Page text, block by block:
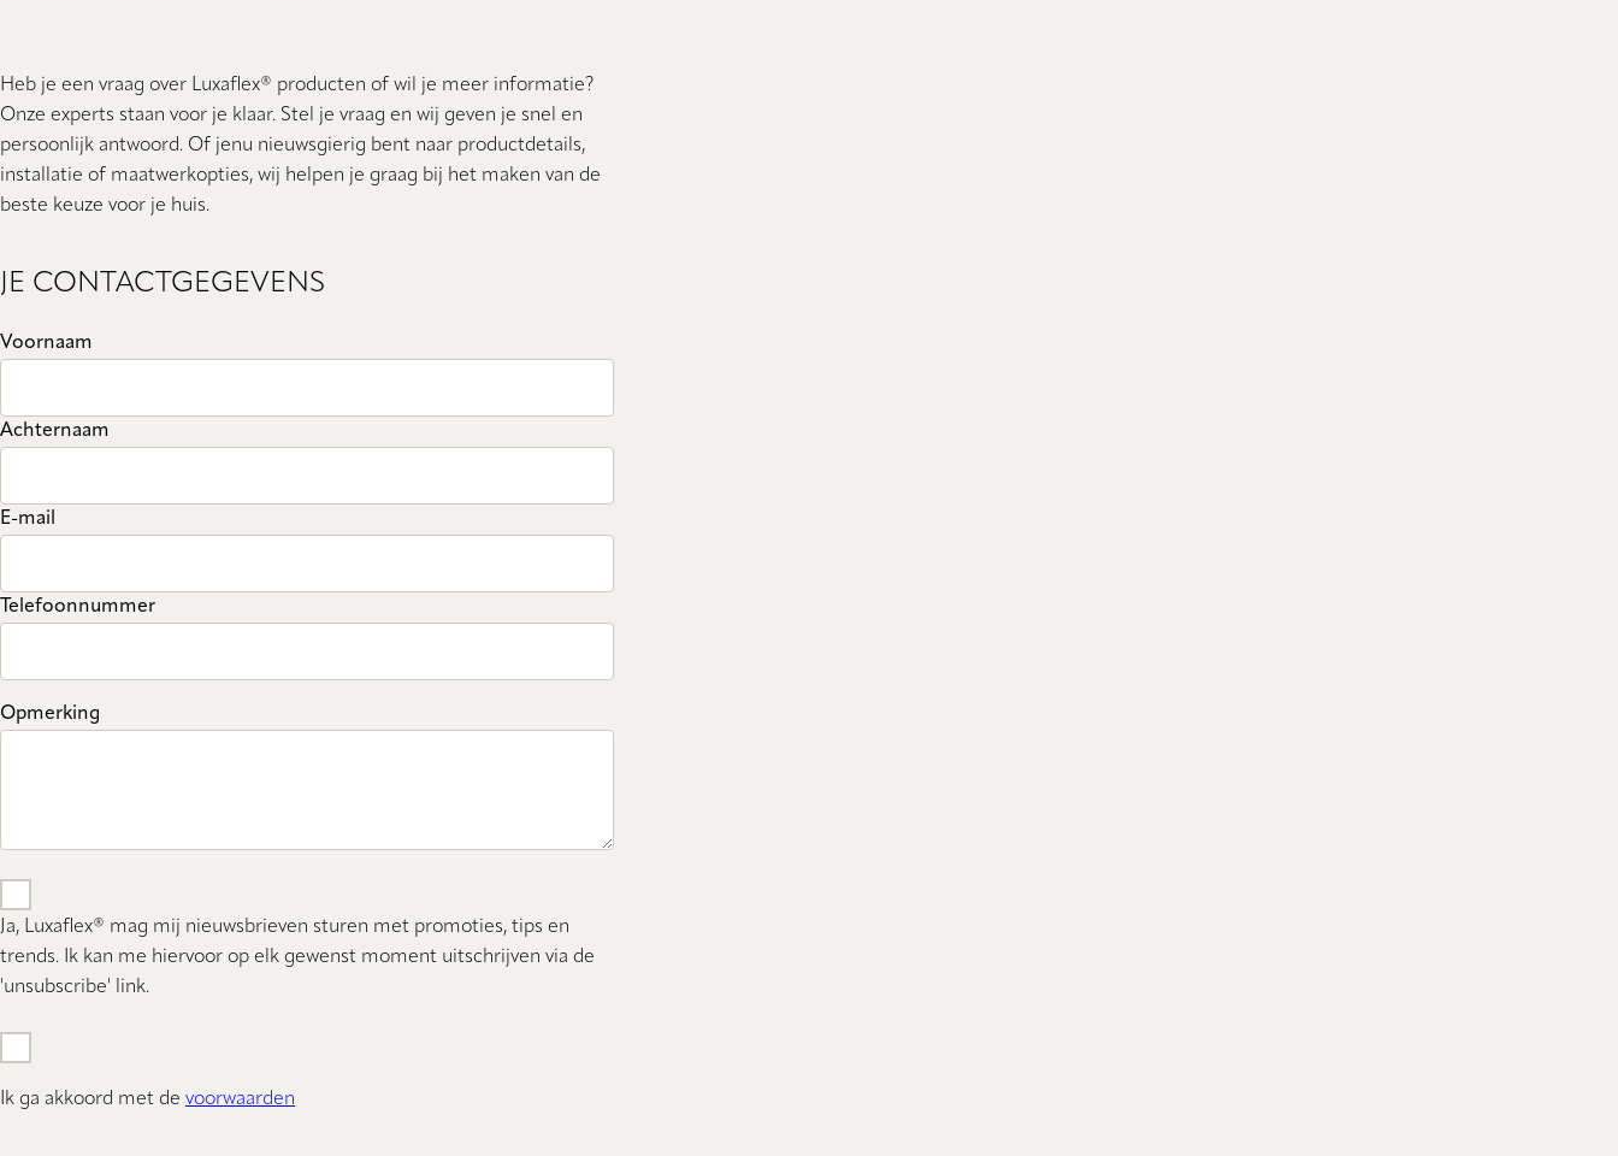
Heb je een vraag over Luxaflex® producten of wil je meer informatie?
Onze experts staan ​​voor je klaar. Stel je vraag en wij geven je snel en
persoonlijk antwoord. Of jenu nieuwsgierig bent naar productdetails,
installatie of maatwerkopties, wij helpen je graag bij het maken van de
beste keuze voor je huis.
JE CONTACTGEGEVENS
Voornaam
Achternaam
E-mail
Telefoonnummer
Opmerking
Ja, Luxaflex® mag mij nieuwsbrieven sturen met promoties, tips en
trends. Ik kan me hiervoor op elk gewenst moment uitschrijven via de
'unsubscribe' link.
Ik ga akkoord met de voorwaarden